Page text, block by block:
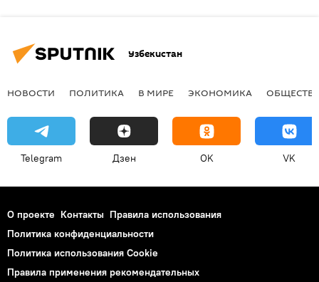
Узбекистан
НОВОСТИ ПОЛИТИКА В МИРЕ ЭКОНОМИКА
Telegram Дзен OK VK
О проекте Контакты Правила использования
Политика конфиденциальности
Политика использования Cookie
Правила применения рекомендательных